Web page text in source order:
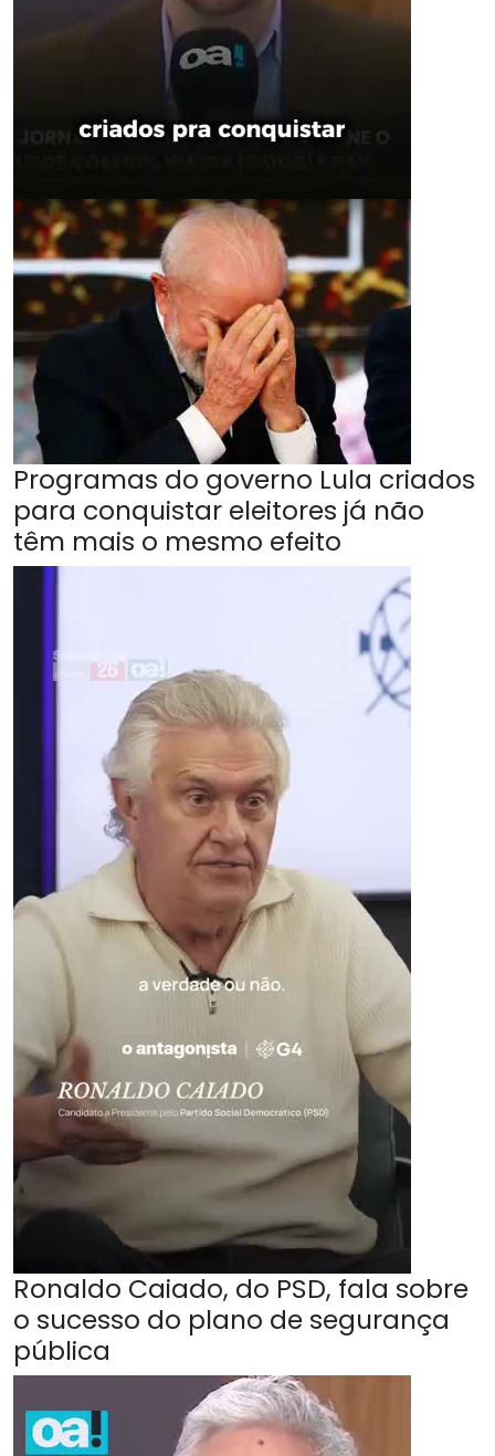
Programas do governo Lula criados
para conquistar eleitores já não
têm mais o mesmo efeito
Ronaldo Caiado, do PSD, fala sobre
o sucesso do plano de segurança
pública